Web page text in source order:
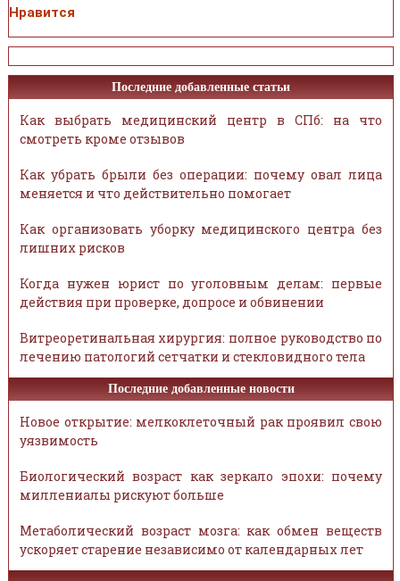
Нравится
Последние добавленные статьи
Как выбрать медицинский центр в СПб: на что
смотреть кроме отзывов
Как убрать брыли без операции: почему овал лица
меняется и что действительно помогает
Как организовать уборку медицинского центра без
лишних рисков
Когда нужен юрист по уголовным делам: первые
действия при проверке, допросе и обвинении
Витреоретинальная хирургия: полное руководство по
лечению патологий сетчатки и стекловидного тела
Последние добавленные новости
Новое открытие: мелкоклеточный рак проявил свою
уязвимость
Биологический возраст как зеркало эпохи: почему
миллениалы рискуют больше
Метаболический возраст мозга: как обмен веществ
ускоряет старение независимо от календарных лет